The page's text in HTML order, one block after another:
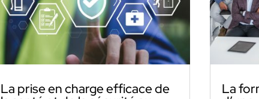
La prise en charge efficace de La